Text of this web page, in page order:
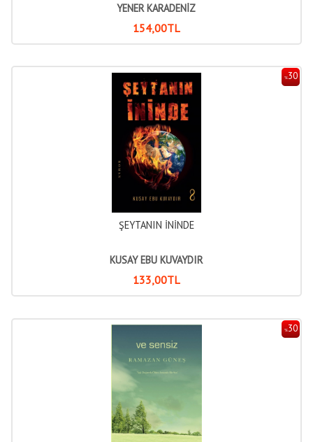
YENER KARADENİZ
154,00TL
%30
ŞEYTANIN İNİNDE
KUSAY EBU KUVAYDIR
133,00TL
%30